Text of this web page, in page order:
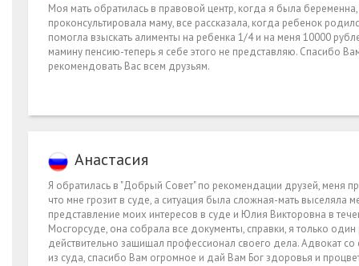
Моя мать обратилась в правовой центр, когда я была
проконсультировала маму, все рассказала, когда ребенок
помогла взыскать алименты на ребенка 1/4 и на меня 10000
мамину пенсию-теперь я себе этого не представляю. Спасибо
рекомендовать Вас всем друзьям.
Анастасия
Я обратилась в "Добрый Совет" по рекомендации друзей, меня
что мне грозит в суде, а ситуация была сложная-мать
представление моих интересов в суде и Юлия Викторовна в
Мосгорсуде, она собрала все документы, справки, я только
действительно защищал профессионал своего дела. Адвокат
из суда, спасибо Вам огромное и дай Вам Бог здоровья и